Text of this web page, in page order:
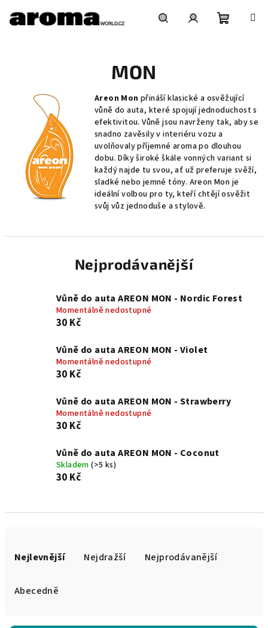
obsah
MON
Areon Mon přináší klasické a osvěžující
vůně do auta, které spojují jednoduchost s
efektivitou. Vůně jsou navrženy tak, aby se
snadno zavěsily v interiéru vozu a
uvolňovaly příjemné aroma po dlouhou
dobu. Díky široké škále vonných variant si
každý najde tu svou, ať už preferuje svěží,
sladké nebo jemné tóny. Areon Mon je
ideální volbou pro ty, kteří chtějí osvěžit
svůj vůz jednoduše a stylově.
Nejprodávanější
Vůně do auta AREON MON - Nordic Forest
Momentálně nedostupné
30 Kč
Vůně do auta AREON MON - Violet
Momentálně nedostupné
30 Kč
Vůně do auta AREON MON - Strawberry
Momentálně nedostupné
30 Kč
Vůně do auta AREON MON - Coconut
Skladem(>5 ks)
30 Kč
Nejlevnější Nejdražší Nejprodávanější
Abecedně